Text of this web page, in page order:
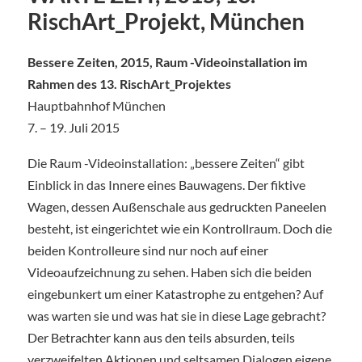
RischArt_Projekt, München
Bessere Zeiten, 2015, Raum -Videoinstallation im
Rahmen des 13. RischArt_Projektes
Hauptbahnhof München
7. – 19. Juli 2015
Die Raum -Videoinstallation: „bessere Zeiten“ gibt
Einblick in das Innere eines Bauwagens. Der fiktive
Wagen, dessen Außenschale aus gedruckten Paneelen
besteht, ist eingerichtet wie ein Kontrollraum. Doch die
beiden Kontrolleure sind nur noch auf einer
Videoaufzeichnung zu sehen. Haben sich die beiden
eingebunkert um einer Katastrophe zu entgehen? Auf
was warten sie und was hat sie in diese Lage gebracht?
Der Betrachter kann aus den teils absurden, teils